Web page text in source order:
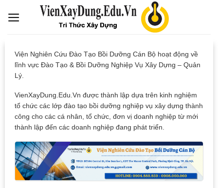
Viện Nghiên Cứu Đào Tạo Bồi Dưỡng Cán Bộ hoạt động về
lĩnh vực Đào Tạo & Bồi Dưỡng Nghiệp Vụ Xây Dựng – Quản
Lý.
VienXayDung.Edu.Vn được thành lập dựa trên kinh nghiệm
tổ chức các lớp đào tạo bồi dưỡng nghiệp vụ xây dựng thành
công cho các cá nhân, tổ chức, đơn vị doanh nghiệp từ mới
thành lập đến các doanh nghiệp đang phát triển.